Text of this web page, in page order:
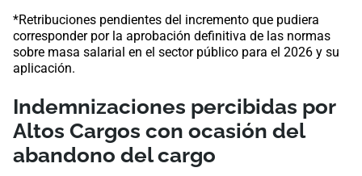
*Retribuciones pendientes del incremento que pudiera
corresponder por la aprobación definitiva de las normas
sobre masa salarial en el sector público para el 2026​ y su
aplicación.
Indemnizaciones percibidas por
Altos Cargos con ocasión del
abandono del cargo